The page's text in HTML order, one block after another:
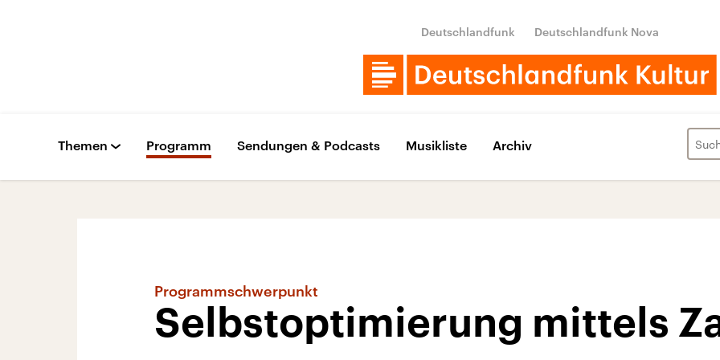
Deutschlandfunk Deutschlandfunk Nova
Themen Programm Sendungen & Podcasts Musikliste Archiv
Programmschwerpunkt
Selbstoptimierung mittels